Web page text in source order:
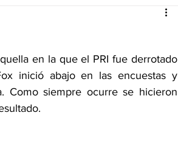
en la que el PRI fue derrotado
inició abajo en las encuestas y
Como siempre ocurre se hicieron